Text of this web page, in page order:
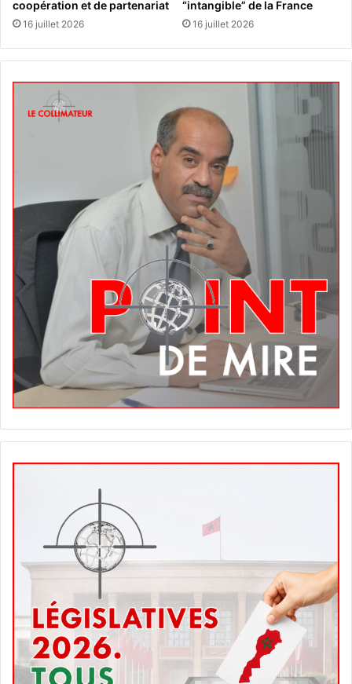
coopération et de partenariat
16 juillet 2026
“intangible” de la France
16 juillet 2026